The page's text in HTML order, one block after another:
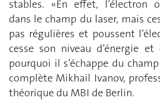
stables. «En effet, l’électron
dans le champ du laser, mais
pas régulières et poussent
cesse son niveau d’énergie
pourquoi il s’échappe du
complète Mikhail Ivanov,
théorique du MBI de Berlin.